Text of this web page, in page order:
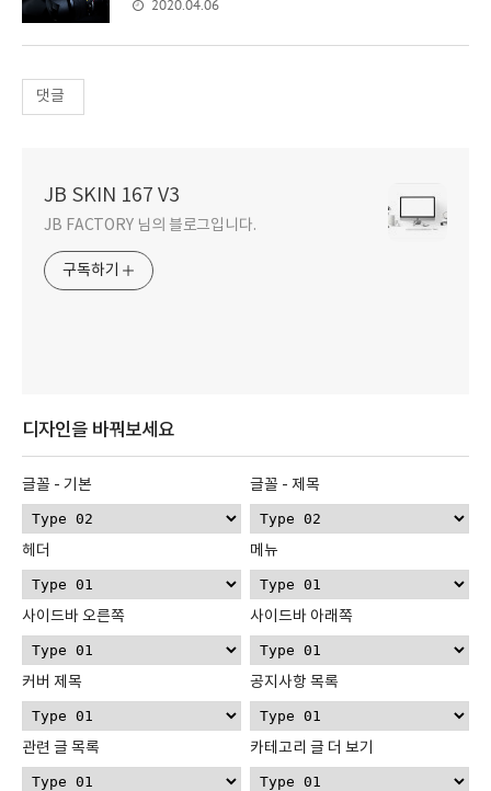
2020.04.06
댓글
JB SKIN 167 V3
JB FACTORY 님의 블로그입니다.
구독하기
디자인을 바꿔보세요
글꼴 - 기본 글꼴 - 제목
헤더 메뉴
사이드바 오른쪽 사이드바 아래쪽
커버 제목 공지사항 목록
관련 글 목록 카테고리 글 더 보기